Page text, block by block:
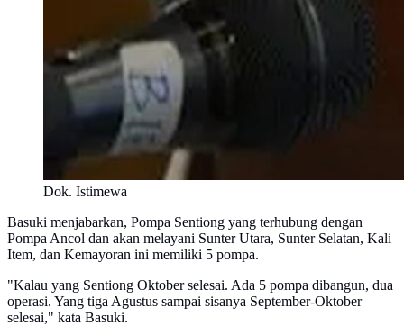
Dok. Istimewa
Basuki menjabarkan, Pompa Sentiong yang terhubung dengan
Pompa Ancol dan akan melayani Sunter Utara, Sunter Selatan, Kali
Item, dan Kemayoran ini memiliki 5 pompa.
"Kalau yang Sentiong Oktober selesai. Ada 5 pompa dibangun, dua
operasi. Yang tiga Agustus sampai sisanya September-Oktober
selesai," kata Basuki.